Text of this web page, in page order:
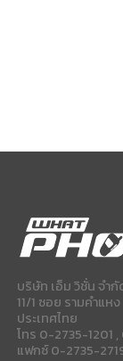
บริษัท เอ็ม วิชั่น จำ
11/1 ซอย รามคำแห
ประเทศไทย
โทร 0-2735-1201
แฟกซ์ 0-2735-